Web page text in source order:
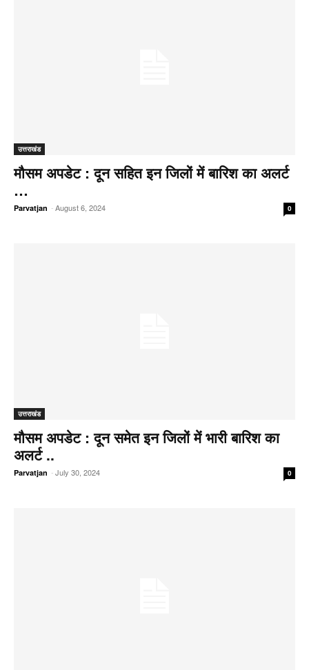
उत्तराखंड
मौसम अपडेट : दून सहित इन जिलों में बारिश का अलर्ट
…
Parvatjan -August 6, 2024 0
उत्तराखंड
मौसम अपडेट : दून समेत इन जिलों में भारी बारिश का
अलर्ट ..
Parvatjan -July 30, 2024 0